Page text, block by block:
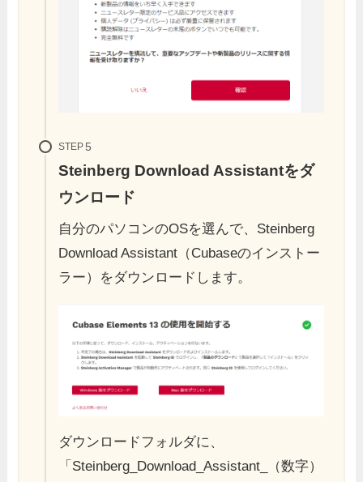
STEP
Steinberg Download Assistantをダ
ウンロード
自分のパソコンのOSを選んで、Steinberg
Download Assistant（Cubaseのインストー
ラー）をダウンロードします。
ダウンロードフォルダに、
「Steinberg_Download_Assistant_（数字）